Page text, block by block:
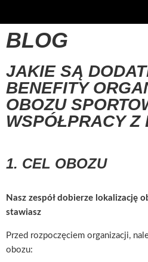
Przejdź
do
BLOG
JAKIE SĄ
BENEFITY
OBOZU
WSPÓŁPRACY Z
1. CEL OBOZU
Nasz zespół dobierze lokalizację
stawiasz
Przed rozpoczęciem organizacji,
obozu: